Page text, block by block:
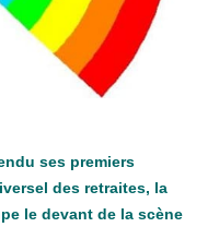
ses premiers
des retraites, la
le devant de la scène